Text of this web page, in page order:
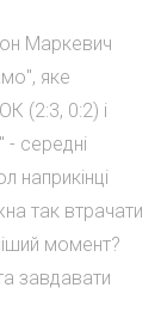
Маркевич
яке
(2:3, 0:2) і
середні
наприкінці
так втрачати
момент?
завдавати